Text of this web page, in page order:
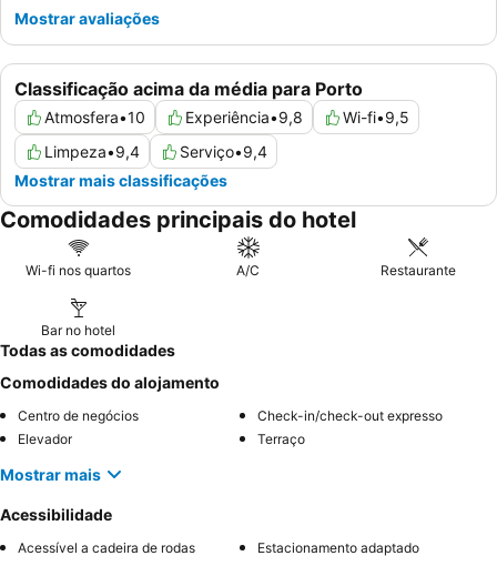
Classificação acima da média para Porto
Atmosfera•10 Experiência•9,8 Wi-fi•9,5
Limpeza•9,4 Serviço•9,4
Mostrar mais classificações
Mostrar avaliações
Comodidades principais do hotel
Wi-fi nos quartos A/C Restaurante
Bar no hotel
Todas as comodidades
Comodidades do alojamento
Centro de negócios
Check-in/check-out expresso
Elevador
Terraço
Mostrar mais
Acessibilidade
Acessível a cadeira de rodas Estacionamento adaptado